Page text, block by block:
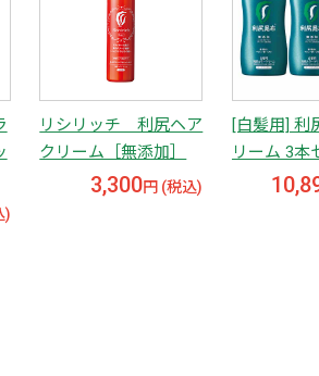
)
リシリッチ 利尻ヘア
クリーム［無添加］
3,300円 (税込)
[白髪用] 利
リーム 3本